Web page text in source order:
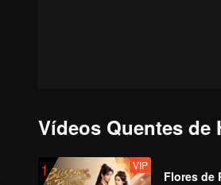
Vídeos Quentes de
1 VIP
Flores de